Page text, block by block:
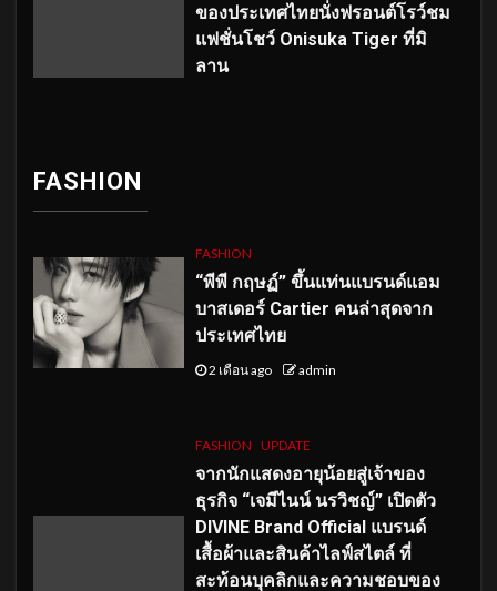
ของประเทศไทยนั่งฟรอนต์โรว์ชม
แฟชั่นโชว์ Onisuka Tiger ที่มิ
ลาน
FASHION
FASHION
“พีพี กฤษฏ์” ขึ้นแท่นแบรนด์แอม
บาสเดอร์ Cartier คนล่าสุดจาก
ประเทศไทย
2 เดือน ago admin
FASHION UPDATE
จากนักแสดงอายุน้อยสู่เจ้าของ
ธุรกิจ “เจมีไนน์ นรวิชญ์” เปิดตัว
DIVINE Brand Official แบรนด์
เสื้อผ้าและสินค้าไลฟ์สไตล์ ที่
สะท้อนบุคลิกและความชอบของ